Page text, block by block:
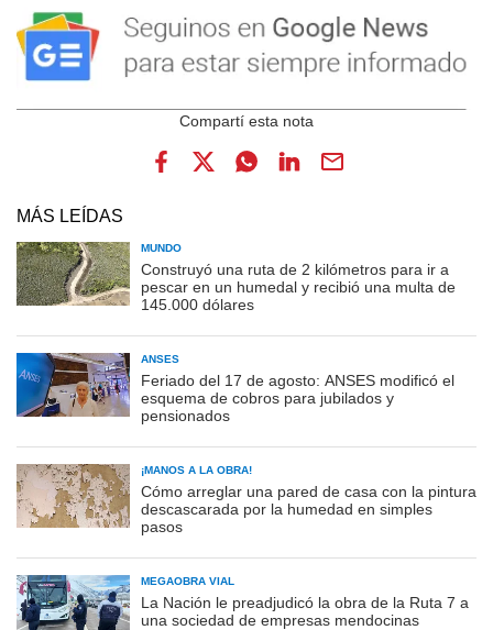
MÁS LEÍDAS
MUNDO
Construyó una ruta de 2 kilómetros para ir a
pescar en un humedal y recibió una multa de
145.000 dólares
ANSES
Feriado del 17 de agosto: ANSES modificó el
esquema de cobros para jubilados y
pensionados
¡MANOS A LA OBRA!
Cómo arreglar una pared de casa con la pintura
descascarada por la humedad en simples
pasos
MEGAOBRA VIAL
La Nación le preadjudicó la obra de la Ruta 7 a
una sociedad de empresas mendocinas